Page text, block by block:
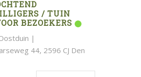
/ TUIN
BEZOEKERS
|
44, 2596 CJ Den